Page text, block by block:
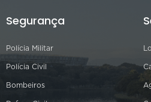
Segurança
Polícia Militar
Polícia Civil
Bombeiros